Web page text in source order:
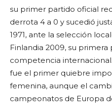
su primer partido oficial
derrota 4 a 0 y sucedió
1971, ante la selección
Finlandia 2009, su
competencia
fue el primer quiebre
femenina, aunque el
campeonatos de Europa